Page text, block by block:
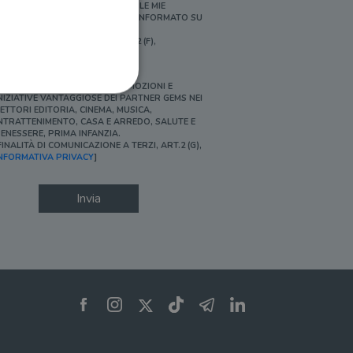
PERSONALIZZATE E IN LINEA CON LE MIE
ABITUDINI DI ACQUISTO, ESSERE INFORMATO SU
[FINALITÀ DI PROFILAZIONE, ART.2 (F),
SÌ, DESIDERO ACCEDERE A PROMOZIONI E
VANTAGGIOSE DEI PARTNER GEMS NEI
EDITORIA, CINEMA, MUSICA,
CASA E ARREDO, SALUTE E
PRIMA INFANZIA.
DI COMUNICAZIONE A TERZI, ART.2 (G),
PRIVACY]
Invia
dell'account. Il sito
per il dominio corrente.